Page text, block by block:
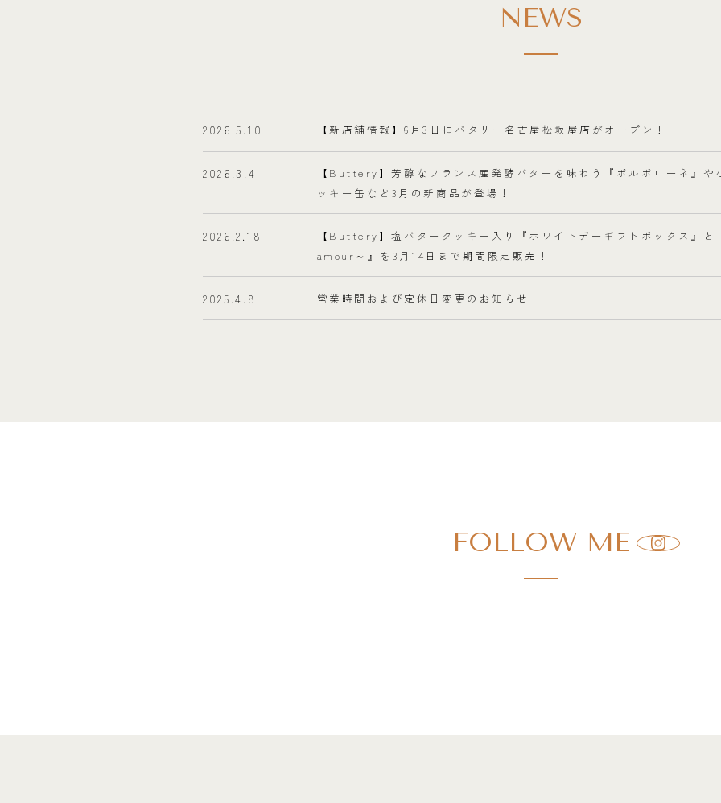
NEWS
2026.5.10 【新店舗情報】6月3日にバタリー名古屋松坂屋店がオープン！
2026.3.4
【Buttery】芳醇なフランス産発酵バターを味わう『ポルボローネ』や
ッキー缶など3月の新商品が登場！
2026.2.18
【Buttery】塩バタークッキー入り『ホワイトデーギフトボックス』と
amour～』を3月14日まで期間限定販売！
2025.4.8 営業時間および定休日変更のお知らせ
FOLLOW ME